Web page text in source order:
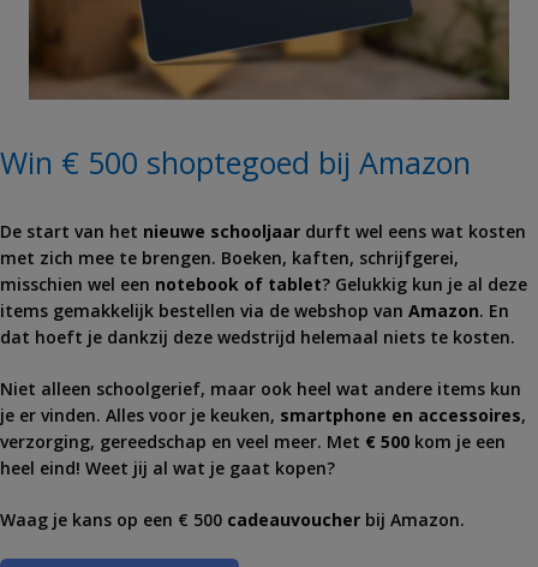
Win € 500 shoptegoed bij Amazon
De start van het nieuwe schooljaar durft wel eens wat kosten
met zich mee te brengen. Boeken, kaften, schrijfgerei,
misschien wel een notebook of tablet? Gelukkig kun je al deze
items gemakkelijk bestellen via de webshop van Amazon. En
dat hoeft je dankzij deze wedstrijd helemaal niets te kosten.
Niet alleen schoolgerief, maar ook heel wat andere items kun
je er vinden. Alles voor je keuken, smartphone en accessoires,
verzorging, gereedschap en veel meer. Met € 500 kom je een
heel eind! Weet jij al wat je gaat kopen?
Waag je kans op een € 500 cadeauvoucher bij Amazon.